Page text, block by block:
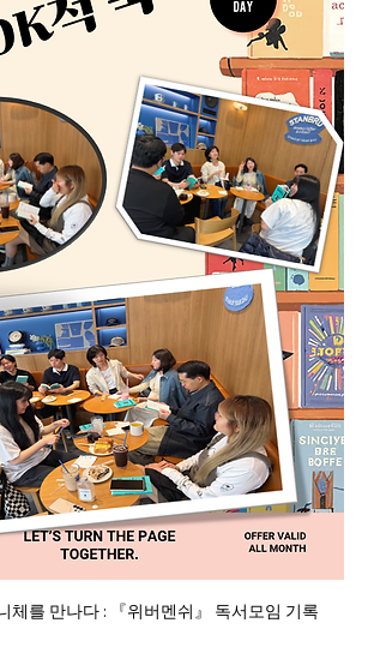
체를 만나다 : 『위버멘쉬』 독서모임 기록